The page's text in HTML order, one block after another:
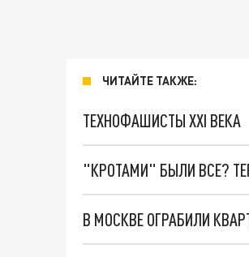
ЧИТАЙТЕ ТАКЖЕ:
ТЕХНОФАШИСТЫ XXI ВЕКА
"КРОТАМИ" БЫЛИ ВСЕ?
В МОСКВЕ ОГРАБИЛИ